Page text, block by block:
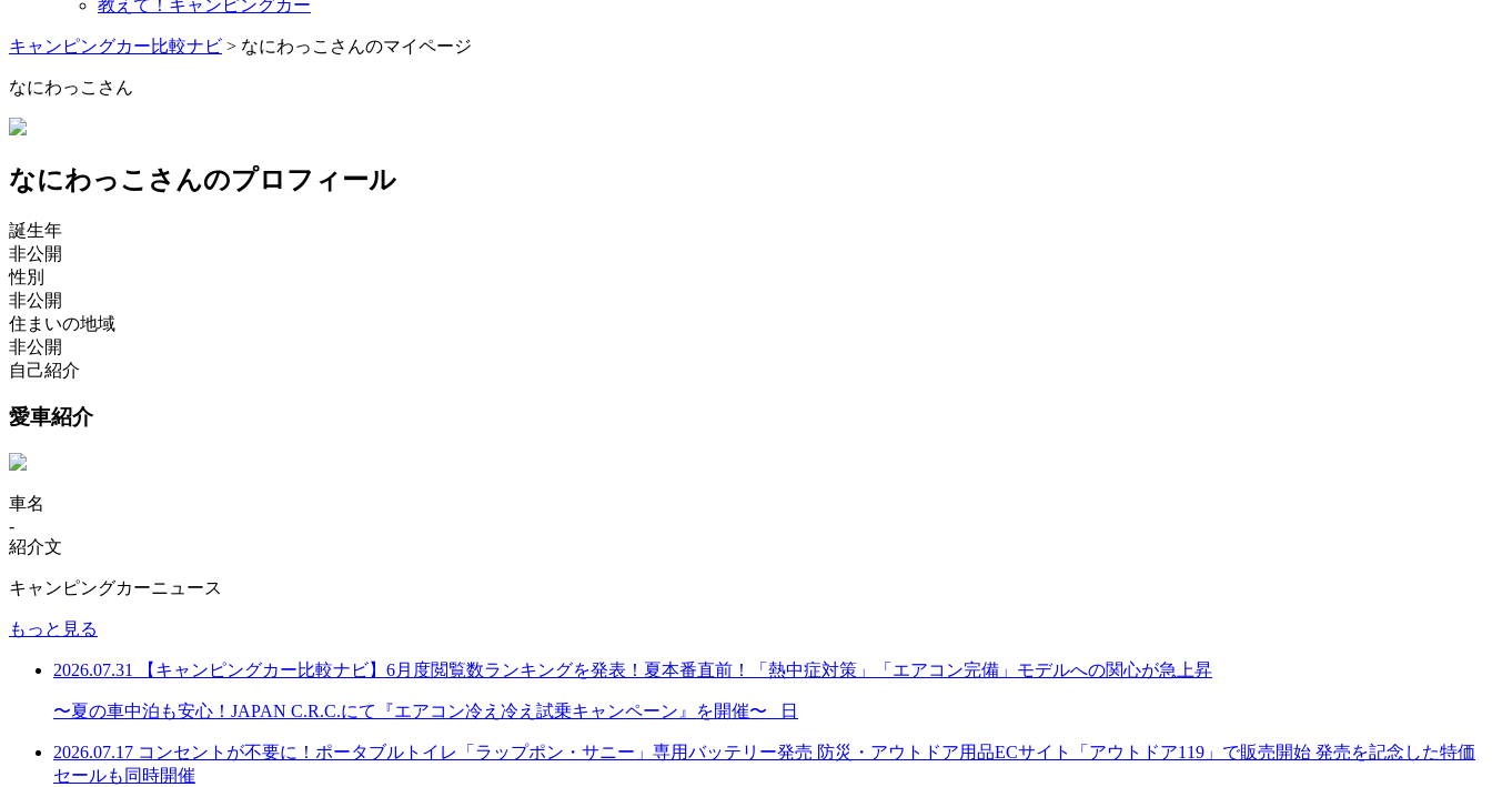
教えて！キャンピングカー
キャンピングカー比較ナビ > なにわっこさんのマイページ
なにわっこさん
なにわっこさんのプロフィール
誕生年
非公開
性別
非公開
住まいの地域
非公開
自己紹介
愛車紹介
車名
-
紹介文
キャンピングカーニュース
もっと見る
2026.07.31 【キャンピングカー比較ナビ】6月度閲覧数ランキングを発表！夏本番直前！「熱中症対策」「エアコン完備」モデルへの関心が急上昇
〜夏の車中泊も安心！JAPAN C.R.C.にて『エアコン冷え冷え試乗キャンペーン』を開催〜 日
2026.07.17 コンセントが不要に！ポータブルトイレ「ラップポン・サニー」専用バッテリー発売 防災・アウトドア用品ECサイト「アウトドア119」で販売開始 発売を記念した特価
セールも同時開催